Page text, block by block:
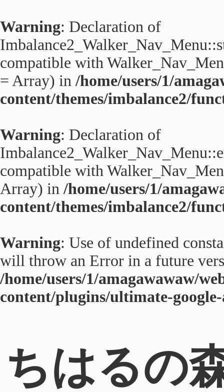
Warning: Declaration of
compatible with
= Array) in/home/users/1/
content/themes/imbalance2/
Warning: Declaration of
compatible with
Array) in/home/users/1/
content/themes/imbalance2/
Warning: Use of undefined
will throw an Error in a future
/home/users/1/amagawawaw/
content/plugins/ultimate-
ちはるの